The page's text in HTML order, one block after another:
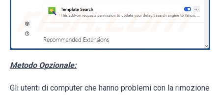
Metodo Opzionale:
Gli utenti di computer che hanno problemi con la rimozione